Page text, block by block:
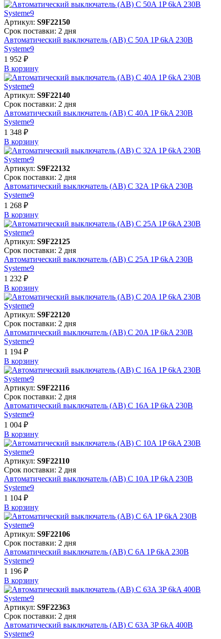
Артикул: S9F22150
Срок поставки: 2 дня
Автоматический выключатель (АВ) C 50A 1P 6kA 230В
Systeme9
1 952 ₽
В корзинy
Артикул: S9F22140
Срок поставки: 2 дня
Автоматический выключатель (АВ) C 40A 1P 6kA 230В
Systeme9
1 348 ₽
В корзинy
Артикул: S9F22132
Срок поставки: 2 дня
Автоматический выключатель (АВ) C 32A 1P 6kA 230В
Systeme9
1 268 ₽
В корзинy
Артикул: S9F22125
Срок поставки: 2 дня
Автоматический выключатель (АВ) C 25A 1P 6kA 230В
Systeme9
1 232 ₽
В корзинy
Артикул: S9F22120
Срок поставки: 2 дня
Автоматический выключатель (АВ) C 20A 1P 6kA 230В
Systeme9
1 194 ₽
В корзинy
Артикул: S9F22116
Срок поставки: 2 дня
Автоматический выключатель (АВ) C 16A 1P 6kA 230В
Systeme9
1 004 ₽
В корзинy
Артикул: S9F22110
Срок поставки: 2 дня
Автоматический выключатель (АВ) C 10A 1P 6kA 230В
Systeme9
1 104 ₽
В корзинy
Артикул: S9F22106
Срок поставки: 2 дня
Автоматический выключатель (АВ) C 6A 1P 6kA 230В
Systeme9
1 196 ₽
В корзинy
Артикул: S9F22363
Срок поставки: 2 дня
Автоматический выключатель (АВ) C 63A 3P 6kA 400В
Systeme9